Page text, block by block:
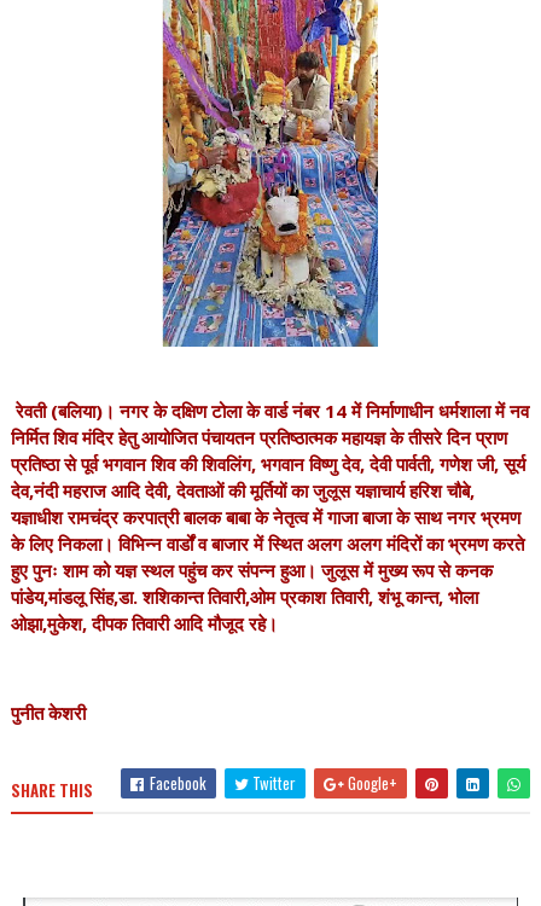
रेवती (बलिया)। नगर के दक्षिण टोला के वार्ड नंबर 14 में निर्माणाधीन धर्मशाला में नव
निर्मित शिव मंदिर हेतु आयोजित पंचायतन प्रतिष्ठात्मक महायज्ञ के तीसरे दिन प्राण
प्रतिष्ठा से पूर्व भगवान शिव की शिवलिंग, भगवान विष्णु देव, देवी पार्वती, गणेश जी, सूर्य
देव,नंदी महराज आदि देवी, देवताओं की मूर्तियों का जुलूस यज्ञाचार्य हरिश चौबे,
यज्ञाधीश रामचंद्र करपात्री बालक बाबा के नेतृत्व में गाजा बाजा के साथ नगर भ्रमण
के लिए निकला। विभिन्न वार्डों व बाजार में स्थित अलग अलग मंदिरों का भ्रमण करते
हुए पुनः शाम को यज्ञ स्थल पहुंच कर संपन्न हुआ। जुलूस में मुख्य रूप से कनक
पांडेय,मांडलू सिंह,डा. शशिकान्त तिवारी,ओम प्रकाश तिवारी, शंभू कान्त, भोला
ओझा,मुकेश, दीपक तिवारी आदि मौजूद रहे।
पुनीत केशरी
SHARE THIS Facebook Twitter Google+